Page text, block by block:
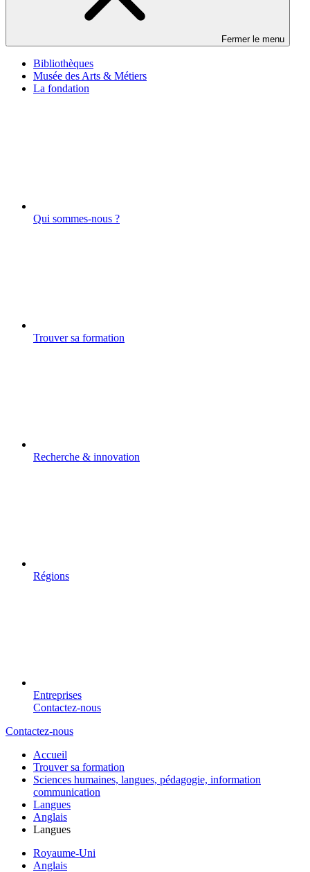
Fermer le menu
Bibliothèques
Musée des Arts & Métiers
La fondation
Qui sommes-nous ?
Trouver sa formation
Recherche & innovation
Régions
Entreprises
Contactez-nous
Contactez-nous
Accueil
Trouver sa formation
Sciences humaines, langues, pédagogie, information
communication
Langues
Anglais
Langues
Royaume-Uni
Anglais